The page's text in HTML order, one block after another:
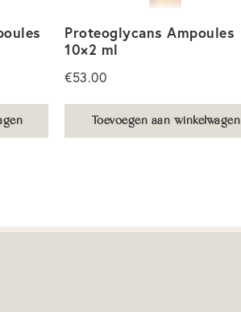
Proteoglycans Ampoules
10×2 ml
€53.00
Toevoegen aan winkelwagen